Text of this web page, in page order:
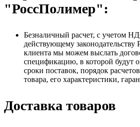
"РоссПолимер":
Безналичный расчет, с учетом
действующему
клиента мы можем выслать
спецификацию, в которой будут
сроки поставок, порядок
товара, его характеристики,
Доставка товаров